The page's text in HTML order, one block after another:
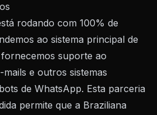
rodando com 100% de
ao sistema principal de
suporte ao
e outros sistemas
de WhatsApp. Esta parceria
permite que a Braziliana